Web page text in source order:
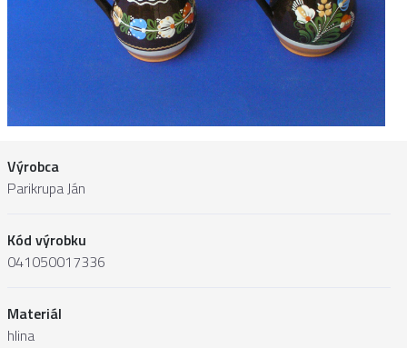
Výrobca
Parikrupa Ján
Kód výrobku
041050017336
Materiál
hlina